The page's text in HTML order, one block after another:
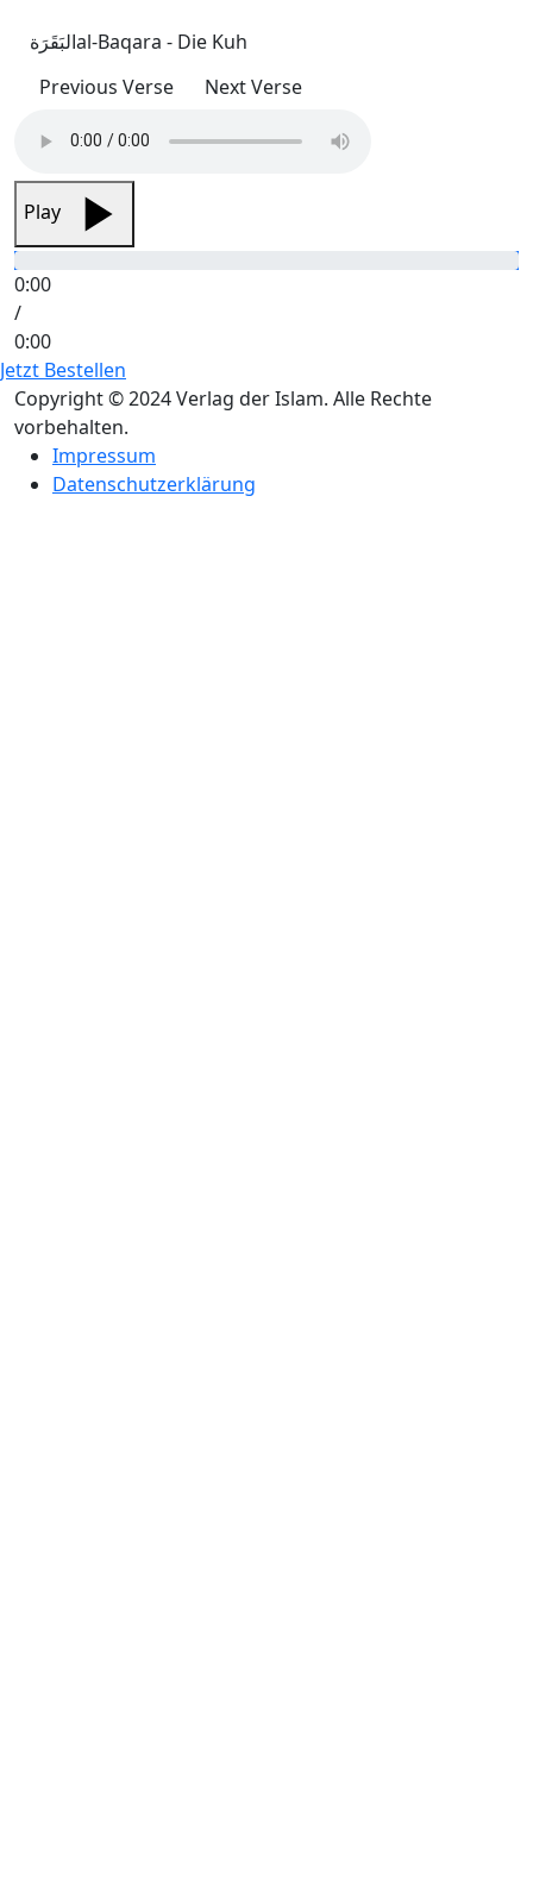
البَقَرَةal-Baqara - Die Kuh
Previous Verse
Next Verse
Play
0:00
/
0:00
Jetzt Bestellen
Copyright © 2024 Verlag der Islam. Alle Rechte
vorbehalten.
Impressum
Datenschutzerklärung